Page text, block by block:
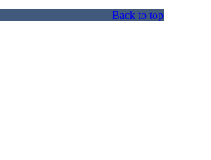
Back to top